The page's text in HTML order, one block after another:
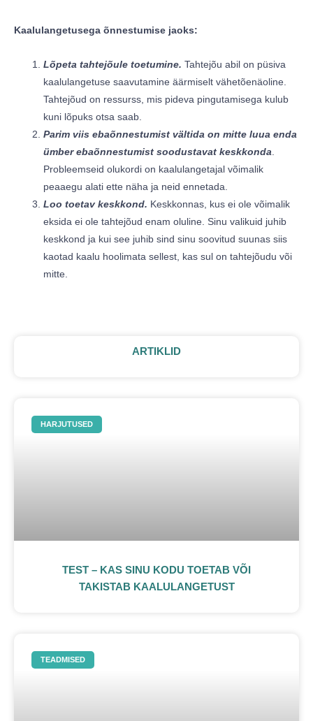
Kaalulangetusega õnnestumise jaoks:
Lõpeta tahtejõule toetumine. Tahtejõu abil on püsiva
kaalulangetuse saavutamine äärmiselt vähetõenäoline.
Tahtejõud on ressurss, mis pideva pingutamisega kulub
kuni lõpuks otsa saab.
Parim viis ebaõnnestumist vältida on mitte luua enda
ümber ebaõnnestumist soodustavat keskkonda.
Probleemseid olukordi on kaalulangetajal võimalik
peaaegu alati ette näha ja neid ennetada.
Loo toetav keskkond. Keskkonnas, kus ei ole võimalik
eksida ei ole tahtejõud enam oluline. Sinu valikuid juhib
keskkond ja kui see juhib sind sinu soovitud suunas siis
kaotad kaalu hoolimata sellest, kas sul on tahtejõudu või
mitte.
ARTIKLID
HARJUTUSED
TEST – KAS SINU KODU TOETAB VÕI
TAKISTAB KAALULANGETUST
TEADMISED